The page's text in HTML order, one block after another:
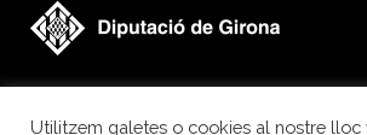
Utilitzem galetes o cookies al nostre lloc